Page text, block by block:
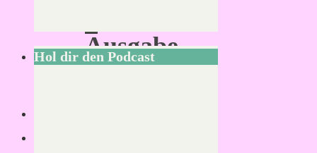
Ausgabe
2
Hol dir den Podcast